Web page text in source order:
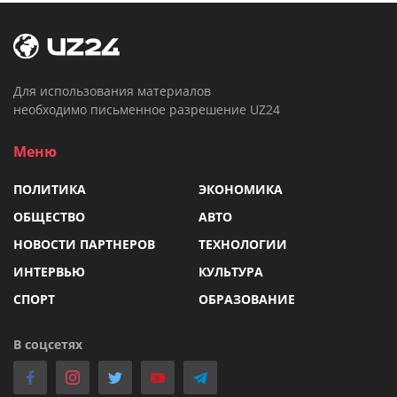
Для использования материалов
необходимо письменное разрешение UZ24
Меню
ПОЛИТИКА
ЭКОНОМИКА
ОБЩЕСТВО
АВТО
НОВОСТИ ПАРТНЕРОВ
ТЕХНОЛОГИИ
ИНТЕРВЬЮ
КУЛЬТУРА
СПОРТ
ОБРАЗОВАНИЕ
В соцсетях